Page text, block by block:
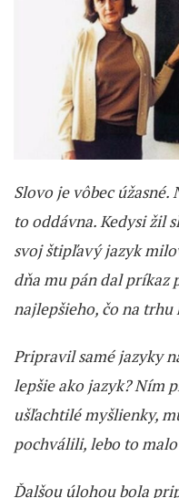
Slovo je vôbec
to oddávna. Kedysi žil
svoj štipľavý jazyk
dňa mu pán dal
najlepšieho, čo na trhu
Pripravil samé jazyky
lepšie ako jazyk? Ním
ušľachtilé myšlienky,
pochválili, lebo to
Ďalšou úlohou bola